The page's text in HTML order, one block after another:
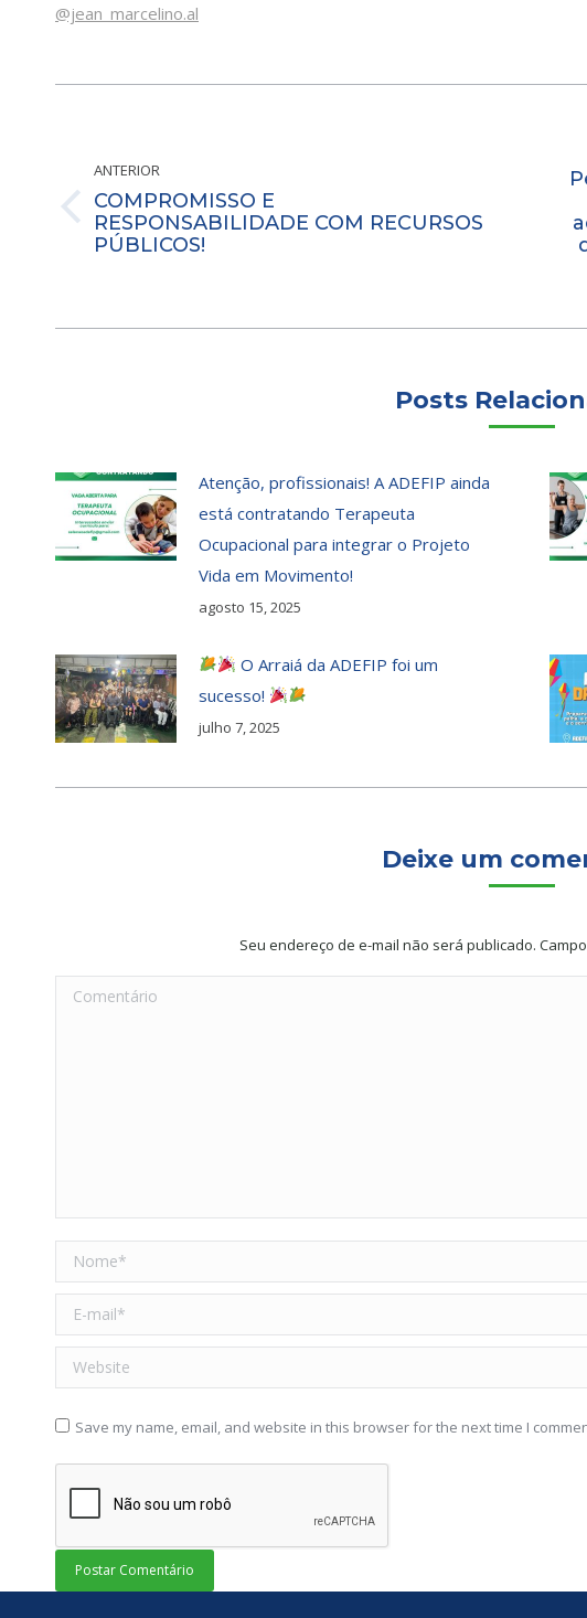
@jean_marcelino.al
post:
ANTERIOR
Post
anterior:
COMPROMISSO E
RESPONSABILIDADE COM RECURSOS
PÚBLICOS!
Posts
Atenção, profissionais! A ADEFIP ainda
está contratando Terapeuta
Ocupacional para integrar o Projeto
Vida em Movimento!
agosto 15, 2025
O Arraiá da ADEFIP foi um
sucesso!
julho 7, 2025
Deixe um
Seu endereço de e-mail não será publicado.
Comentário
Nome *
E-mail *
Website
Save my name, email, and website in this browser for the next time I
Postar Comentário